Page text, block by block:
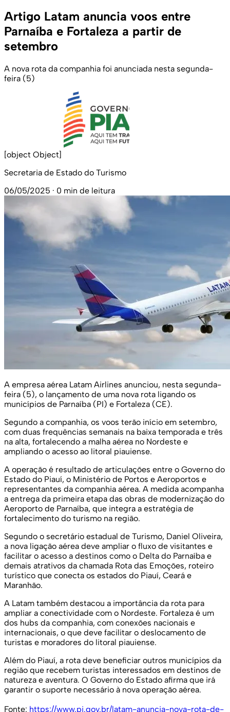
Artigo Latam anuncia voos entre
Parnaíba e Fortaleza a partir de
setembro
A nova rota da companhia foi anunciada nesta segunda-
feira (5)
[object Object]
Secretaria de Estado do Turismo
06/05/2025 · 0 min de leitura
A empresa aérea Latam Airlines anunciou, nesta segunda-
feira (5), o lançamento de uma nova rota ligando os
municípios de Parnaíba (PI) e Fortaleza (CE).
Segundo a companhia, os voos terão início em setembro,
com duas frequências semanais na baixa temporada e três
na alta, fortalecendo a malha aérea no Nordeste e
ampliando o acesso ao litoral piauiense.
A operação é resultado de articulações entre o Governo do
Estado do Piauí, o Ministério de Portos e Aeroportos e
representantes da companhia aérea. A medida acompanha
a entrega da primeira etapa das obras de modernização do
Aeroporto de Parnaíba, que integra a estratégia de
fortalecimento do turismo na região.
Segundo o secretário estadual de Turismo, Daniel Oliveira,
a nova ligação aérea deve ampliar o fluxo de visitantes e
facilitar o acesso a destinos como o Delta do Parnaíba e
demais atrativos da chamada Rota das Emoções, roteiro
turístico que conecta os estados do Piauí, Ceará e
Maranhão.
A Latam também destacou a importância da rota para
ampliar a conectividade com o Nordeste. Fortaleza é um
dos hubs da companhia, com conexões nacionais e
internacionais, o que deve facilitar o deslocamento de
turistas e moradores do litoral piauiense.
Além do Piauí, a rota deve beneficiar outros municípios da
região que recebem turistas interessados em destinos de
natureza e aventura. O Governo do Estado afirma que irá
garantir o suporte necessário à nova operação aérea.
Fonte: https://www.pi.gov.br/latam-anuncia-nova-rota-de-